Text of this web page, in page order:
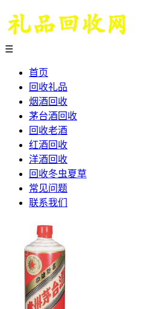
☰
首页
回收礼品
烟酒回收
茅台酒回收
回收老酒
红酒回收
洋酒回收
回收冬虫夏草
常见问题
联系我们